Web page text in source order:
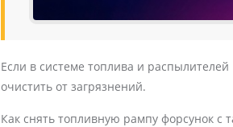
Если в системе топлива и
очистить от загрязнений.
Как снять топливную рампу форсунок с